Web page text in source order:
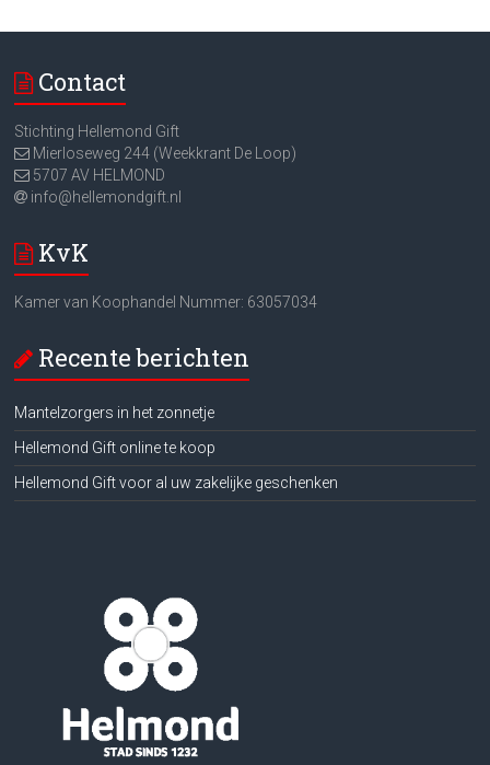
Contact
Stichting Hellemond Gift
Mierloseweg 244 (Weekkrant De Loop)
5707 AV HELMOND
info@hellemondgift.nl
KvK
Kamer van Koophandel Nummer: 63057034
Recente berichten
Mantelzorgers in het zonnetje
Hellemond Gift online te koop
Hellemond Gift voor al uw zakelijke geschenken